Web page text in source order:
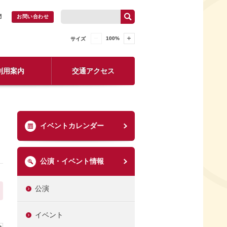
お問い合わせ
サイズ 100%
用案内 交通アクセス
イベントカレンダー
公演・イベント情報
公演
イベント